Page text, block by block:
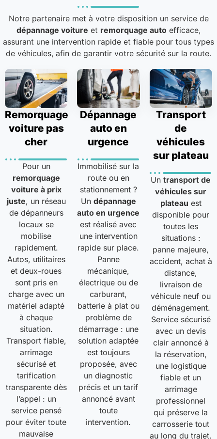
Notre partenaire met à votre disposition un service de
dépannage voiture et remorquage auto efficace,
assurant une intervention rapide et fiable pour tous types
de véhicules, afin de garantir votre sécurité sur la route.
Remorquage
voiture pas
cher
Pour un
remorquage
voiture à prix
juste, un réseau
de dépanneurs
locaux se
mobilise
rapidement.
Autos, utilitaires
et deux-roues
sont pris en
charge avec un
matériel adapté
à chaque
situation.
Transport fiable,
arrimage
sécurisé et
tarification
transparente dès
l’appel : un
service pensé
pour éviter toute
mauvaise
Dépannage
auto en
urgence
Immobilisé sur la
route ou en
stationnement ?
Un dépannage
auto en urgence
est réalisé avec
une intervention
rapide sur place.
Panne
mécanique,
électrique ou de
carburant,
batterie à plat ou
problème de
démarrage : une
solution adaptée
est toujours
proposée, avec
un diagnostic
précis et un tarif
annoncé avant
toute
intervention.
Transport
de
véhicules
sur plateau
Untransport de
véhicules sur
plateau est
disponible pour
toutes les
situations :
panne majeure,
accident, achat à
distance,
livraison de
véhicule neuf ou
déménagement.
Service sécurisé
avec un devis
clair annoncé à
la réservation,
une logistique
fiable et un
arrimage
professionnel
qui préserve la
carrosserie tout
au long du trajet.